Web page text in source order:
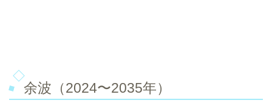
余波（2024〜2035年）